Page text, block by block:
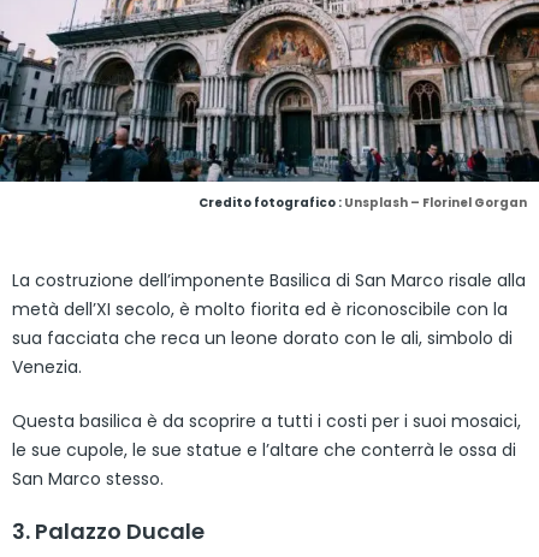
Credito fotografico : Unsplash – Florinel Gorgan
La costruzione dell’imponente Basilica di San Marco risale alla
metà dell’XI secolo, è molto fiorita ed è riconoscibile con la
sua facciata che reca un leone dorato con le ali, simbolo di
Venezia.
Questa basilica è da scoprire a tutti i costi per i suoi mosaici,
le sue cupole, le sue statue e l’altare che conterrà le ossa di
San Marco stesso.
3. Palazzo Ducale